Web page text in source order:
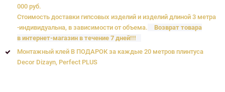
000 руб.
Стоимость доставки гипсовых изделий и изделий длиной 3 метра
-индивидуальна, в зависимости от объема.
Возврат товара
в интернет-магазин в течение 7 дней!!!
Монтажный клей В ПОДАРОК за каждые 20 метров плинтуса
Decor Dizayn, Perfect PLUS